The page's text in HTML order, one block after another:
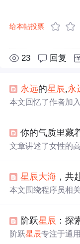
给本帖投票
23 回复
永远的星辰,永
本文回忆了作者加
大赛中获奖。
你的气质里藏
文章讲述了女性的
体现在言谈举止间
展示了如何通过提
星辰大海 ，
本文围绕程序员相
负载均衡等多方面
代码实现。
阶跃星辰 ：探
阶跃星辰专注于通